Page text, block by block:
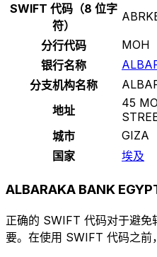
SWIFT 代码（8 位字
符）
分行代码
MOH
银行名称
分支机构名称
地址
45
城市
GIZA
国家
埃及
ALBARAKA BANK
正确的 SWIFT 代码对于避免
要。在使用 SWIFT 代码之前